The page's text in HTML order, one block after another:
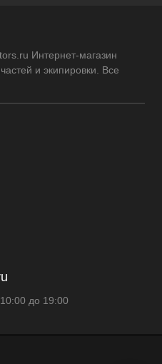
Интернет-магазин
и экипировки. Все
до 19:00